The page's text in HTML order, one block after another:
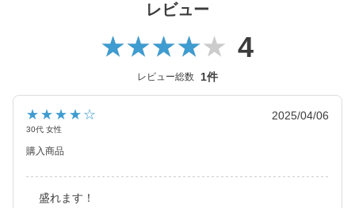
「キャンマジ3番」や王道黒コン「キャンマジ5番」をはじめ、平
成・令和のギャルカラコン、細フチ・太フチカラコン、水光カラ
コンなど、トレンドのカラコンを生み出し続けています。
2025年にはラメ入りカラコンが登場＆水光カラーは軸固定の回ら
ない水光カラコンに進化し、
レンズスペックもUVカット機能・うるおい成分を追加＆高含水レ
さらに待望の乱視用カラコン secretcandymagic toric（シークレッ
トキャンディーマジック トーリック）も新登場しました。
レビュー
4
レビュー総数 1件
★★★★☆
30代 女性
2025/04/06
購入商品
盛れます！